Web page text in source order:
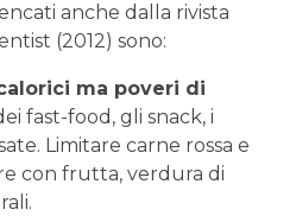
anche dalla rivista
(2012) sono:
ma poveri di
fast-food, gli snack, i
Limitare carne rossa e
con frutta, verdura di